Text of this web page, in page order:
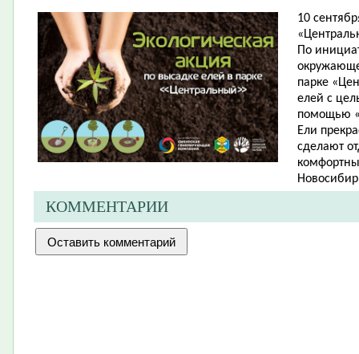
10
По
парке
елей с
помощью
Ели
сделают
КОММЕНТАРИИ